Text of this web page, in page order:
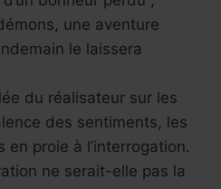
une aventure
le laissera
du réalisateur sur les
des sentiments, les
proie à l’interrogation.
ne serait-elle pas la